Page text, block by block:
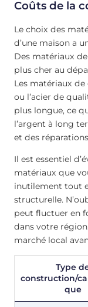
Coûts de la
Le choix des
d’une maison a
Des matériaux
plus cher au
Les matériaux
ou l’acier de
plus longue, ce
l’argent à long
et des
Il est essentiel
matériaux que
inutilement tout
structurelle.
peut fluctuer en
dans votre
marché local
Type
construction/
que